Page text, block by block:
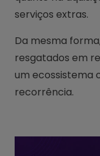
serviços extras.
Da mesma
resgatados em
um ecossistema
recorrência.